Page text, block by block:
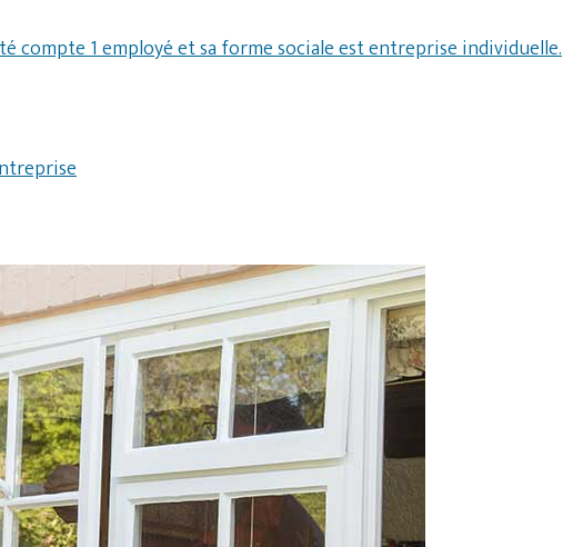
compte 1 employé et sa forme sociale est entreprise individuelle.